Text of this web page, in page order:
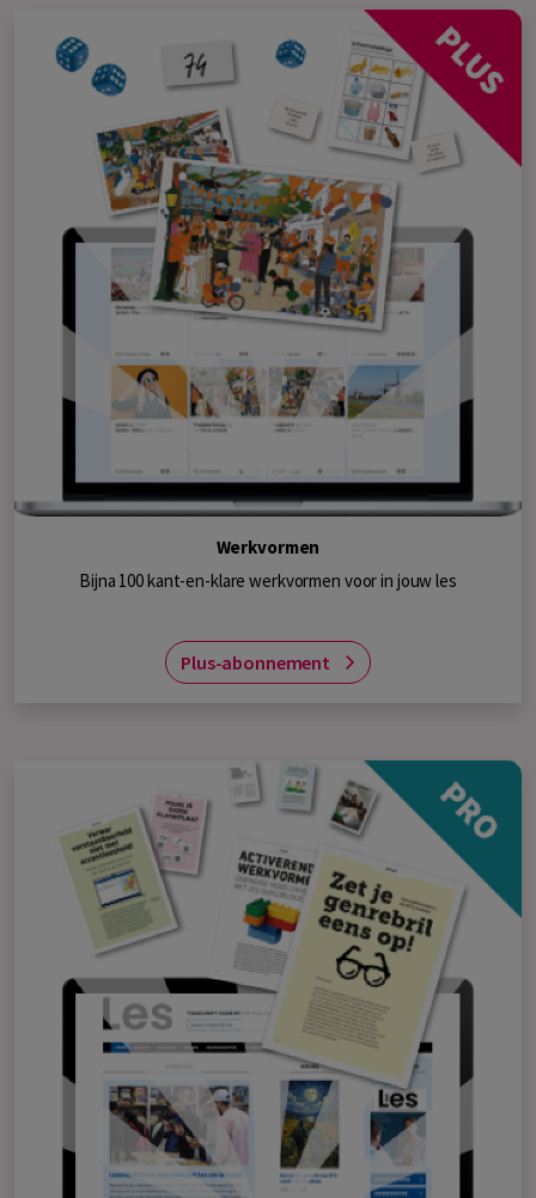
Werkvormen
Bijna 100 kant-en-klare werkvormen voor in jouw les
Plus-abonnement